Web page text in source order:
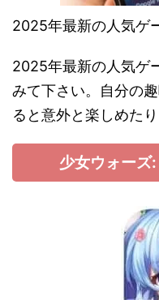
2025年最新の人気ゲ
2025年最新の人気ゲ
みて下さい。自分の
ると意外と楽しめたり
少女ウォーズ